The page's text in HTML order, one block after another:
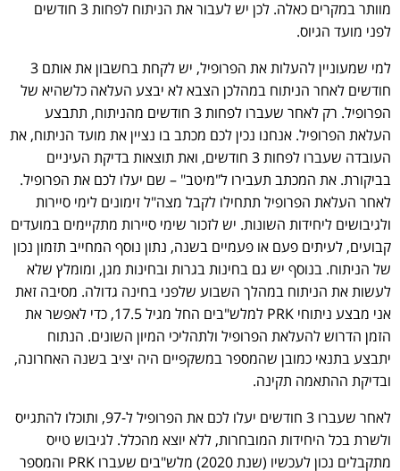
מוותר במקרים כאלה. לכן יש לעבור את הניתוח לפחות 3 חודשים
לפני מועד הגיוס.
למי שמעוניין להעלות את הפרופיל, יש לקחת בחשבון את אותם 3
חודשים לאחר הניתוח במהלכן הצבא לא יבצע העלאה כלשהיא של
הפרופיל. רק לאחר שעברו לפחות 3 חודשים מהניתוח, תתבצע
העלאת הפרופיל. אנחנו נכין לכם מכתב בו נציין את מועד הניתוח, את
העובדה שעברו לפחות 3 חודשים, ואת תוצאות בדיקת העיניים
בביקורת. את המכתב תעבירו ל"מיטב" – שם יעלו לכם את הפרופיל.
לאחר העלאת הפרופיל תתחילו לקבל מצה"ל זימונים לימי סיירות
ולגיבושים ליחידות השונות. יש לזכור שימי סיירות מתקיימים במועדים
קבועים, לעיתים פעם או פעמיים בשנה, נתון נוסף המחייב תזמון נכון
של הניתוח. בנוסף יש גם בחינות בגרות ובחינות מגן, ומומלץ שלא
לעשות את הניתוח במהלך השבוע שלפני בחינה גדולה. מסיבה זאת
אני מבצע ניתוחי PRK למלש"בים החל מגיל 17.5, כדי לאפשר את
הזמן הדרוש להעלאת הפרופיל ולתהליכי המיון השונים. הנתוח
יתבצע בתנאי כמובן שהמספר במשקפיים היה יציב בשנה האחרונה,
ובדיקת ההתאמה תקינה.
לאחר שעברו 3 חודשים יעלו לכם את הפרופיל ל-97, ותוכלו להתגייס
ולשרת בכל היחידות המובחרות, ללא יוצא מהכלל. לגיבוש טייס
מתקבלים נכון לעכשיו (שנת 2020) מלש"בים שעברו PRK והמספר